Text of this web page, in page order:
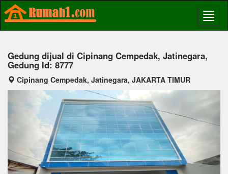
Gedung dijual di Cipinang Cempedak, Jatinegara,
Gedung Id: 8777
Cipinang Cempedak, Jatinegara, JAKARTA TIMUR
Previous